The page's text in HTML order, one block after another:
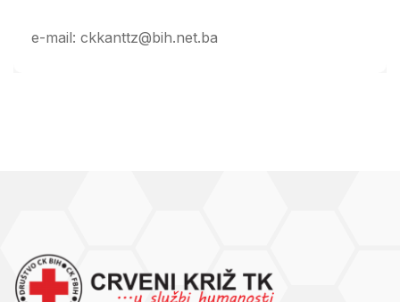
e-mail: ckkanttz@bih.net.ba